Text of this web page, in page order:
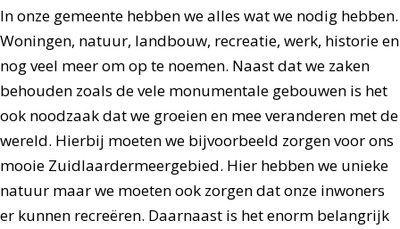
In onze gemeente hebben we alles wat we nodig hebben.
Woningen, natuur, landbouw, recreatie, werk, historie en
nog veel meer om op te noemen. Naast dat we zaken
behouden zoals de vele monumentale gebouwen is het
ook noodzaak dat we groeien en mee veranderen met de
wereld. Hierbij moeten we bijvoorbeeld zorgen voor ons
mooie Zuidlaardermeergebied. Hier hebben we unieke
natuur maar we moeten ook zorgen dat onze inwoners
er kunnen recreëren. Daarnaast is het enorm belangrijk